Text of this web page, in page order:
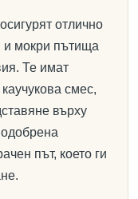
отлично
и мокри пътища
Те имат
смес,
върху
път, което ги